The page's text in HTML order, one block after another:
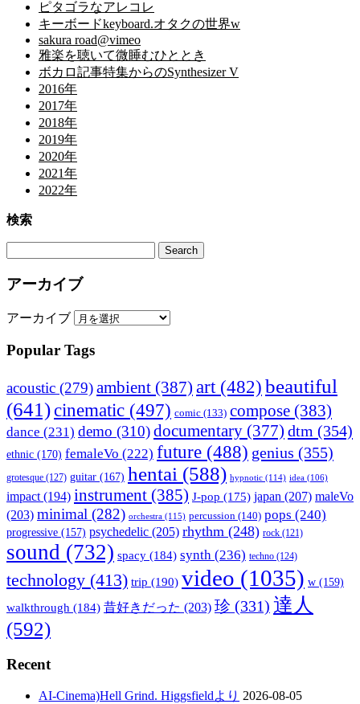
ピタゴラなアレコレ
キーボードkeyboard.オタクの世界w
sakura road@vimeo
雅楽を聴いて微睡むひととき
ボカロ記事特集からのSynthesizer V
2016年
2017年
2018年
2019年
2020年
2021年
2022年
検索
アーカイブ
アーカイブ
Popular Tags
acoustic (279)ambient (387) art (482) beautiful
(641)cinematic (497) comic (133) compose (383)
dance (231) demo (310)documentary (377) dtm (354)
ethnic (170) femaleVo (222) future (488) genius (355)
grotesque (127) guitar (167) hentai (588) hypnotic (114) idea (106)
impact (194) instrument (385) J-pop (175) japan (207) maleVo
(203) minimal (282) orchestra (115) percussion (140) pops (240)
progressive (157) psychedelic (205) rhythm (248) rock (121)
sound (732) spacy (184) synth (236) techno (124)
technology (413) trip (190) video (1035) w (159)
walkthrough (184) 昔好きだった (203) 珍 (331) 達人
(592)
Recent
AI-Cinema)Hell Grind. Higgsfieldより 2026-08-05